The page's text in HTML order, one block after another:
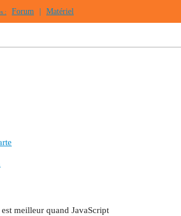
: Forum Matériel
meilleur quand JavaScript